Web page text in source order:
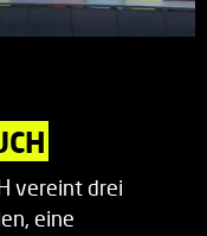
vereint drei
eine